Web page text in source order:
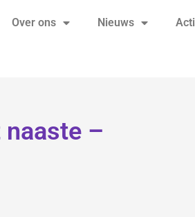
Over ons Nieuws
naaste –